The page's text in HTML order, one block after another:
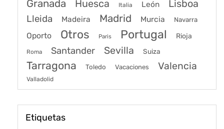
Granada Huesca Italia León Lisboa
Lleida Madeira Madrid Murcia Navarra
Oporto Otros Paris Portugal Rioja
Roma Santander Sevilla Suiza
Tarragona Toledo Vacaciones Valencia
Valladolid
Etiquetas